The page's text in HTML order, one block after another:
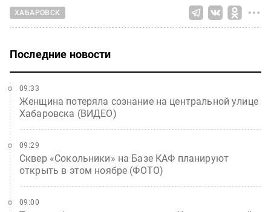
ХАБАРОВСК
Последние новости
Женщина потеряла сознание на центральной улице
Хабаровска (ВИДЕО)
09:33
Сквер «Сокольники» на Базе КАФ планируют
открыть в этом ноябре (ФОТО)
09:29
09:00